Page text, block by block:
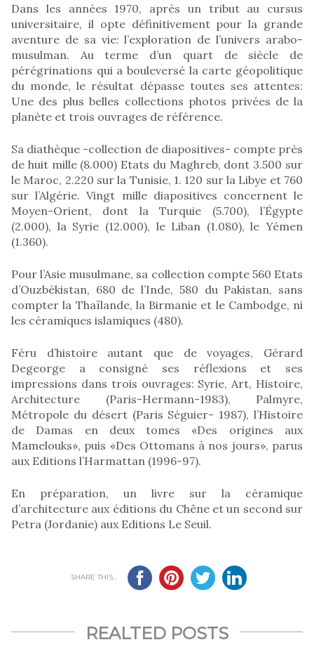
Dans les années 1970, après un tribut au cursus
universitaire, il opte définitivement pour la grande
aventure de sa vie: l’exploration de l’univers arabo-
musulman. Au terme d’un quart de siècle de
pérégrinations qui a bouleversé la carte géopolitique
du monde, le résultat dépasse toutes ses attentes:
Une des plus belles collections photos privées de la
planète et trois ouvrages de référence.
Sa diathèque -collection de diapositives- compte près
de huit mille (8.000) Etats du Maghreb, dont 3.500 sur
le Maroc, 2.220 sur la Tunisie, 1. 120 sur la Libye et 760
sur l’Algérie. Vingt mille diapositives concernent le
Moyen-Orient, dont la Turquie (5.700), l’Égypte
(2.000), la Syrie (12.000), le Liban (1.080), le Yémen
(1.360).
Pour l’Asie musulmane, sa collection compte 560 Etats
d’Ouzbékistan, 680 de l’Inde, 580 du Pakistan, sans
compter la Thaïlande, la Birmanie et le Cambodge, ni
les céramiques islamiques (480).
Féru d’histoire autant que de voyages, Gérard
Degeorge a consigné ses réflexions et ses
impressions dans trois ouvrages: Syrie, Art, Histoire,
Architecture (Paris-Hermann-1983), Palmyre,
Métropole du désert (Paris Séguier- 1987), l’Histoire
de Damas en deux tomes «Des origines aux
Mamelouks», puis «Des Ottomans à nos jours», parus
aux Editions l’Harmattan (1996-97).
En préparation, un livre sur la céramique
d’architecture aux éditions du Chêne et un second sur
Petra (Jordanie) aux Editions Le Seuil.
SHARE THIS...
REALTED POSTS